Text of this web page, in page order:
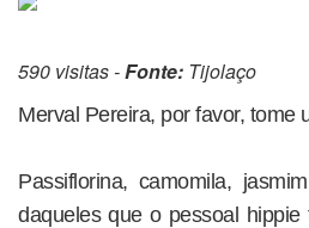
590 visitas -Fonte: Tijolaço
Merval Pereira, por favor, tome
Passiflorina, camomila,
daqueles que o pessoal